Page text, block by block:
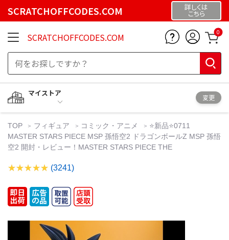
SCRATCHOFFCODES.COM 詳しくは
こちら
SCRATCHOFFCODES.COM 0
マイストア
変更
TOP フィギュア コミック・アニメ
⭐新品⭐0711
MASTER STARS PIECE MSP 孫悟空2 ドラゴンボールZ MSP 孫悟
空2 開封・レビュー！MASTER STARS PIECE THE
(3241)